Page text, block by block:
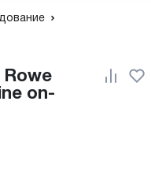
on-